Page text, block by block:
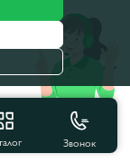
Звонок